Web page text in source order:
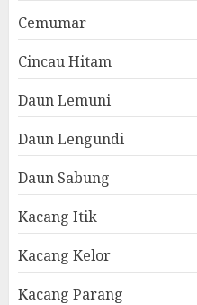
Cemumar
Cincau Hitam
Daun Lemuni
Daun Lengundi
Daun Sabung
Kacang Itik
Kacang Kelor
Kacang Parang